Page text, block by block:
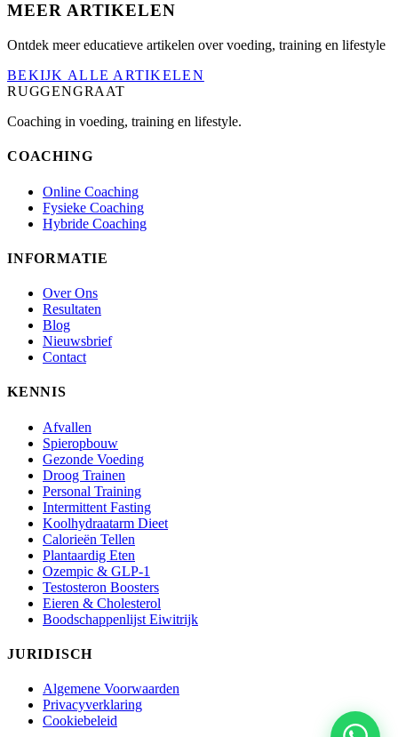
MEER ARTIKELEN
Ontdek meer educatieve artikelen over voeding, training en lifestyle
BEKIJK ALLE ARTIKELEN
RUGGENGRAAT
Coaching in voeding, training en lifestyle.
COACHING
Online Coaching
Fysieke Coaching
Hybride Coaching
INFORMATIE
Over Ons
Resultaten
Blog
Nieuwsbrief
Contact
KENNIS
Afvallen
Spieropbouw
Gezonde Voeding
Droog Trainen
Personal Training
Intermittent Fasting
Koolhydraatarm Dieet
Calorieën Tellen
Plantaardig Eten
Ozempic & GLP-1
Testosteron Boosters
Eieren & Cholesterol
Boodschappenlijst Eiwitrijk
JURIDISCH
Algemene Voorwaarden
Privacyverklaring
Cookiebeleid